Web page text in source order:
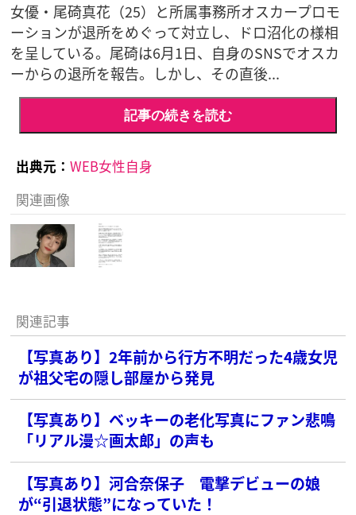
女優・尾碕真花（25）と所属事務所オスカープロモ
ーションが退所をめぐって対立し、ドロ沼化の様相
を呈している。尾碕は6月1日、自身のSNSでオスカ
ーからの退所を報告。しかし、その直後...
記事の続きを読む
出典元： WEB女性自身
関連画像
関連記事
【写真あり】2年前から行方不明だった4歳女児
が祖父宅の隠し部屋から発見
【写真あり】ベッキーの老化写真にファン悲鳴
「リアル漫☆画太郎」の声も
【写真あり】河合奈保子 電撃デビューの娘
が“引退状態”になっていた！